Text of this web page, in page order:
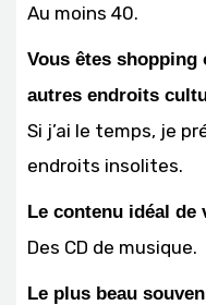
Au moins 40.
Vous êtes shopping
autres endroits
Si j’ai le temps, je
endroits insolites.
Le contenu idéal de
Des CD de musique.
Le plus beau